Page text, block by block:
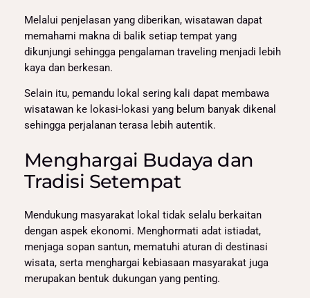
Melalui penjelasan yang diberikan, wisatawan dapat
memahami makna di balik setiap tempat yang
dikunjungi sehingga pengalaman traveling menjadi lebih
kaya dan berkesan.
Selain itu, pemandu lokal sering kali dapat membawa
wisatawan ke lokasi-lokasi yang belum banyak dikenal
sehingga perjalanan terasa lebih autentik.
Menghargai Budaya dan
Tradisi Setempat
Mendukung masyarakat lokal tidak selalu berkaitan
dengan aspek ekonomi. Menghormati adat istiadat,
menjaga sopan santun, mematuhi aturan di destinasi
wisata, serta menghargai kebiasaan masyarakat juga
merupakan bentuk dukungan yang penting.